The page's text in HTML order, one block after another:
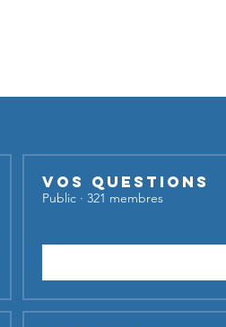
Vos questions
Public · 321 membres